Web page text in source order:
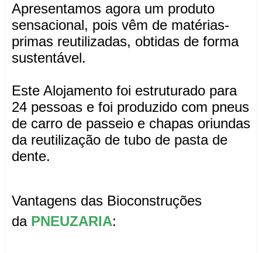
Apresentamos agora um produto
sensacional, pois vêm de matérias-
primas reutilizadas, obtidas de forma
sustentável.
Este Alojamento foi estruturado para
24 pessoas e foi produzido com pneus
de carro de passeio e chapas oriundas
da reutilização de tubo de pasta de
dente.
Vantagens das Bioconstruções
da PNEUZARIA: